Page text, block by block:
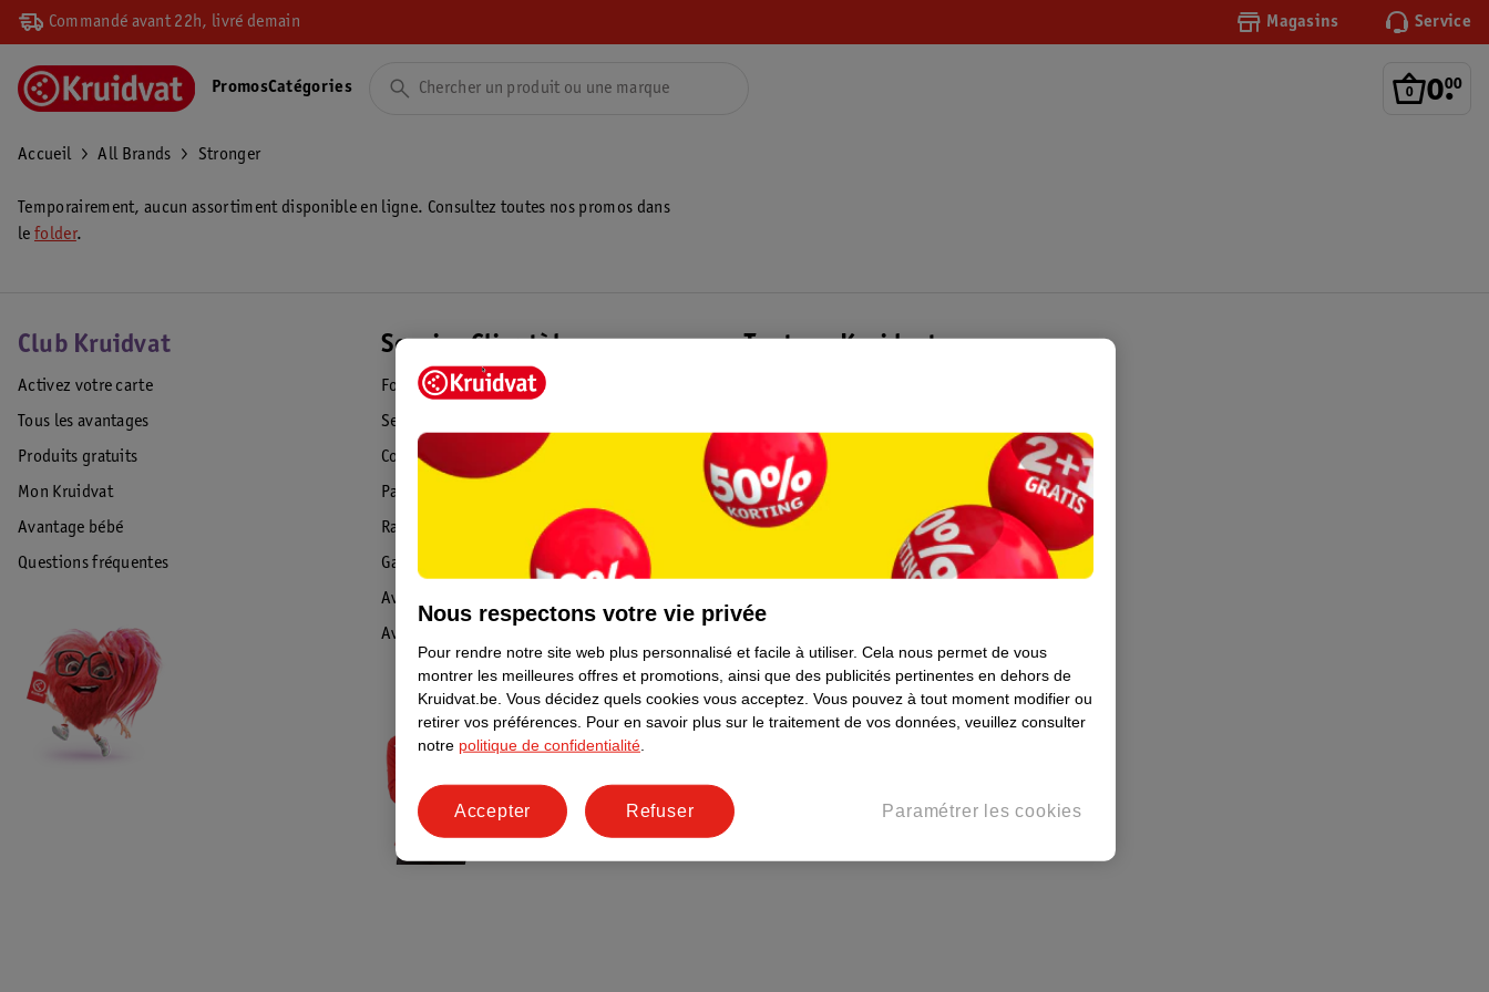
Commandé avant 22h, livré demain Magasins Service
0.
00
PromosCatégories
Accueil All Brands Stronger
Temporairement, aucun assortiment disponible en ligne. Consultez toutes nos promos dans
le folder.
Club Kruidvat
Activez votre carte
Tous les avantages
Produits gratuits
Mon Kruidvat
Avantage bébé
Questions fréquentes
Service Clientèle
Foire aux questions
Service Clientèle
Commande & Livraison
Paiement
Rappel & Retour
Garantie
Avis de sécurité
Avis
Tout sur Kruidvat
Formule commerciale
Coordonnées de l’entreprise
Plus durable
Nous respectons votre vie privée
Pour rendre notre site web plus personnalisé et facile à utiliser. Cela nous permet de vous
montrer les meilleures offres et promotions, ainsi que des publicités pertinentes en dehors de
Kruidvat.be. Vous décidez quels cookies vous acceptez. Vous pouvez à tout moment modifier ou
retirer vos préférences. Pour en savoir plus sur le traitement de vos données, veuillez consulter
notre politique de confidentialité
Paramétrer les cookies
Refuser
Accepter